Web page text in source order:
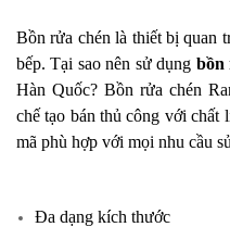
Bồn rửa chén là thiết bị quan
bếp. Tại sao nên sử dụng bồn
Hàn Quốc? Bồn rửa chén
chế tạo bán thủ công với chất
mã phù hợp với mọi nhu cầu
Đa dạng kích thước